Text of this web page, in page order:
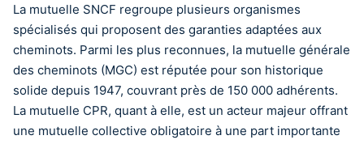
La mutuelle SNCF regroupe plusieurs organismes
spécialisés qui proposent des garanties adaptées aux
cheminots. Parmi les plus reconnues, la mutuelle générale
des cheminots (MGC) est réputée pour son historique
solide depuis 1947, couvrant près de 150 000 adhérents.
La mutuelle CPR, quant à elle, est un acteur majeur offrant
une mutuelle collective obligatoire à une part importante